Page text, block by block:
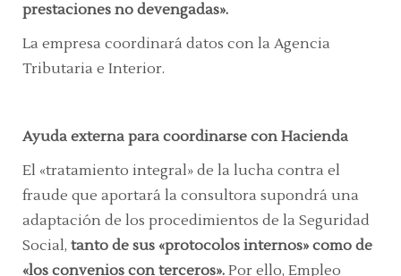
prestaciones no devengadas».
La empresa coordinará datos con la Agencia
Tributaria e Interior.
Ayuda externa para coordinarse con Hacienda
El «tratamiento integral» de la lucha contra el
fraude que aportará la consultora supondrá una
adaptación de los procedimientos de la Seguridad
Social, tanto de sus «protocolos internos» como de
«los convenios con terceros». Por ello, Empleo